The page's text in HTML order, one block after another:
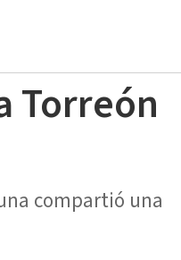
Torreón
compartió una